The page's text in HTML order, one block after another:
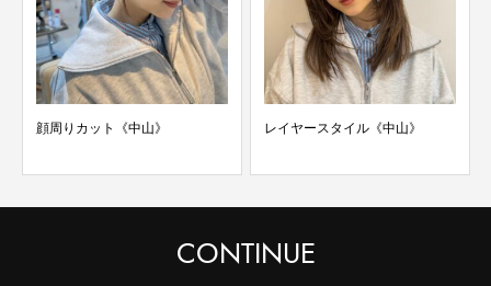
顔周りカット《中山》 レイヤースタイル《中山》
CONTINUE